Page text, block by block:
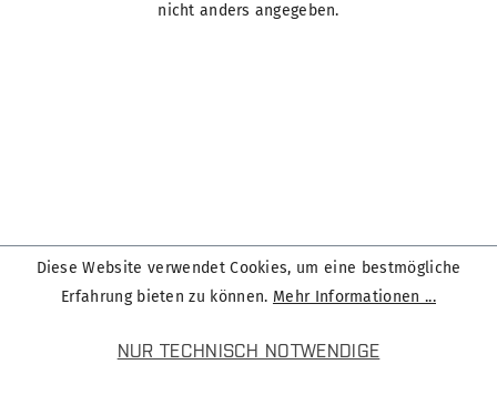
nicht anders angegeben.
Diese Website verwendet Cookies, um eine bestmögliche
Erfahrung bieten zu können. Mehr Informationen ...
NUR TECHNISCH NOTWENDIGE